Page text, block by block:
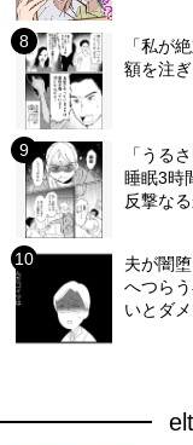
「私が
額を注
「うる
睡眠3時
反撃な
夫が闇
へつら
いとダ